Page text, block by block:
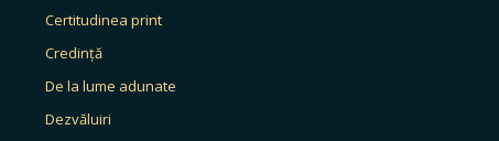
Certitudinea print
Credință
De la lume adunate
Dezvăluiri